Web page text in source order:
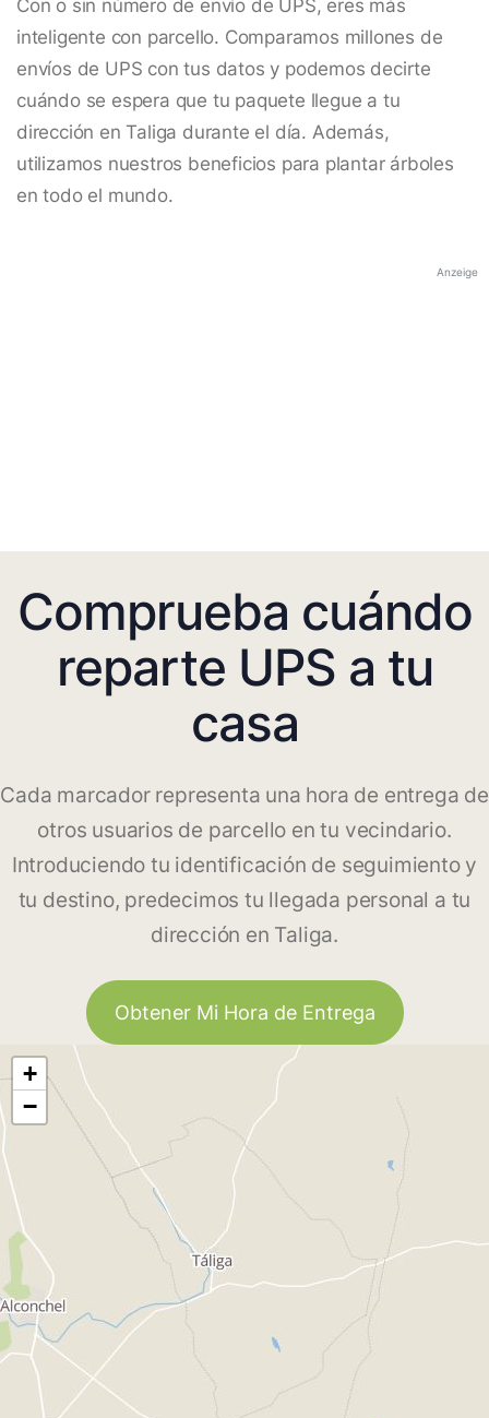
Con o sin número de envío de UPS, eres más
inteligente con parcello. Comparamos millones de
envíos de UPS con tus datos y podemos decirte
cuándo se espera que tu paquete llegue a tu
dirección en Taliga durante el día. Además,
utilizamos nuestros beneficios para plantar árboles
en todo el mundo.
Anzeige
Comprueba cuándo
reparte UPS a tu
casa
Cada marcador representa una hora de entrega de
otros usuarios de parcello en tu vecindario.
Introduciendo tu identificación de seguimiento y
tu destino, predecimos tu llegada personal a tu
dirección en Taliga.
Obtener Mi Hora de Entrega
+
−